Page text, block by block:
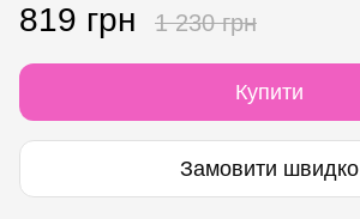
819 грн 1 230 грн
Купити
Замовити швидко